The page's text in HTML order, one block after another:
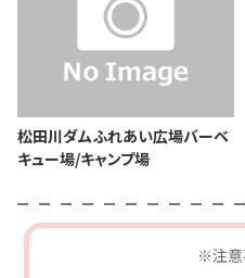
松田川ダムふれあい広場バーベ
キュー場/キャンプ場
※注